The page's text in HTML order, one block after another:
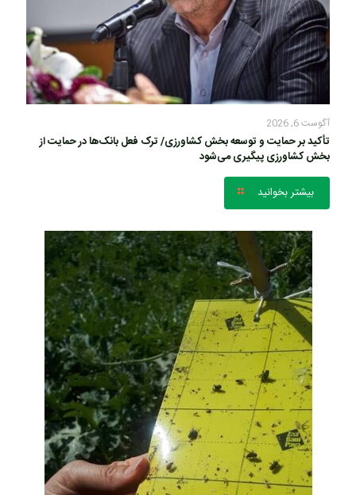
آگوست 6, 2026
تأکید بر حمایت و توسعه بخش کشاورزی/ ترک فعل بانک‌ها در حمایت از
بخش کشاورزی پیگیری می‌شود
بیشتر بخوانید